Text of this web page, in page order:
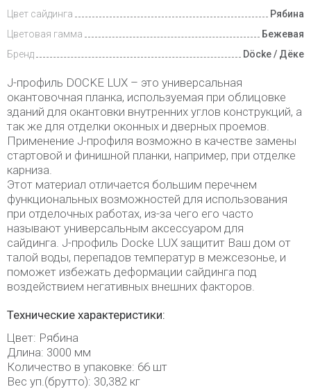
Цвет сайдинга
Рябина
Цветовая гамма
Бежевая
Бренд
Döcke / Дёке
J-профиль DOCKE LUX – это универсальная
окантовочная планка, используемая при облицовке
зданий для окантовки внутренних углов конструкций, а
так же для отделки оконных и дверных проемов.
Применение J-профиля возможно в качестве замены
стартовой и финишной планки, например, при отделке
карниза.
Этот материал отличается большим перечнем
функциональных возможностей для использования
при отделочных работах, из-за чего его часто
называют универсальным аксессуаром для
сайдинга. J-профиль Docke LUX защитит Ваш дом от
талой воды, перепадов температур в межсезонье, и
поможет избежать деформации сайдинга под
воздействием негативных внешних факторов.
Технические характеристики:
Цвет: Рябина
Длина: 3000 мм
Количество в упаковке: 66 шт
Вес уп.(брутто): 30,382 кг